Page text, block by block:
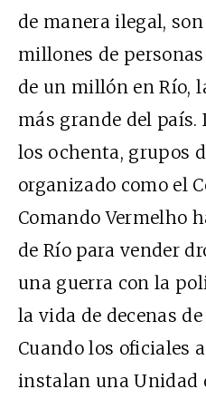
de manera ilegal,
millones de
de un millón en Río,
más grande del país.
los ochenta, grupos
organizado como el
Comando Vermelho
de Río para vender
una guerra con la
la vida de decenas
Cuando los oficiales
instalan una Unidad